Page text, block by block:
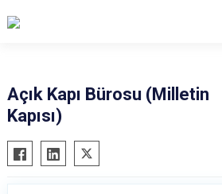
Akyurt
Altındağ
Açık Kapı Bürosu (Milletin
Kapısı)